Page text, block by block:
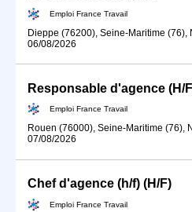
Emploi France Travail
Dieppe (76200), Seine-Maritime (76),
06/08/2026
Responsable d'agence (H/
Emploi France Travail
Rouen (76000), Seine-Maritime (76),
07/08/2026
Chef d'agence (h/f) (H/F)
Emploi France Travail